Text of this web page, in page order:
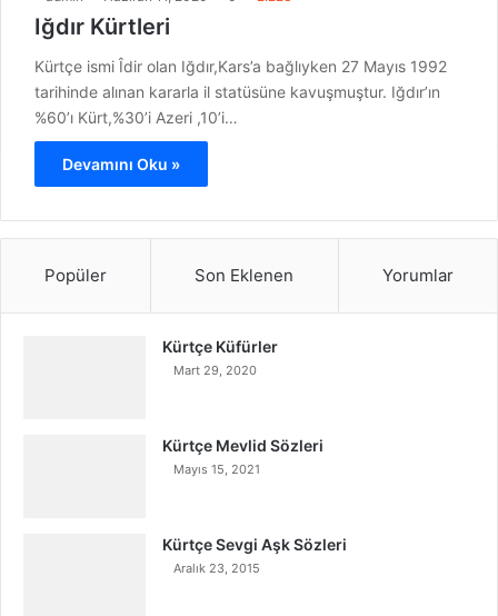
Iğdır Kürtleri
Kürtçe ismi Îdir olan Iğdır,Kars’a bağlıyken 27 Mayıs 1992
tarihinde alınan kararla il statüsüne kavuşmuştur. Iğdır’ın
%60’ı Kürt,%30’i Azeri ,10’i…
Devamını Oku »
Popüler Son Eklenen Yorumlar
Kürtçe Küfürler
Mart 29, 2020
Kürtçe Mevlid Sözleri
Mayıs 15, 2021
Kürtçe Sevgi Aşk Sözleri
Aralık 23, 2015